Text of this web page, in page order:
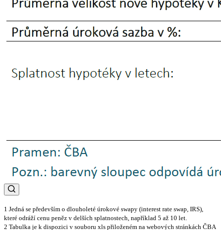
1 Jedná se především o dlouholeté úrokové swapy (interest rate swap, IRS),
které odráží cenu peněz v delších splatnostech, například 5 až 10 let.
2 Tabulka je k dispozici v souboru xls přiloženém na webových stránkách ČBA